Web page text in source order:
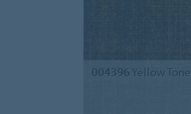
004396 Yellow Tone